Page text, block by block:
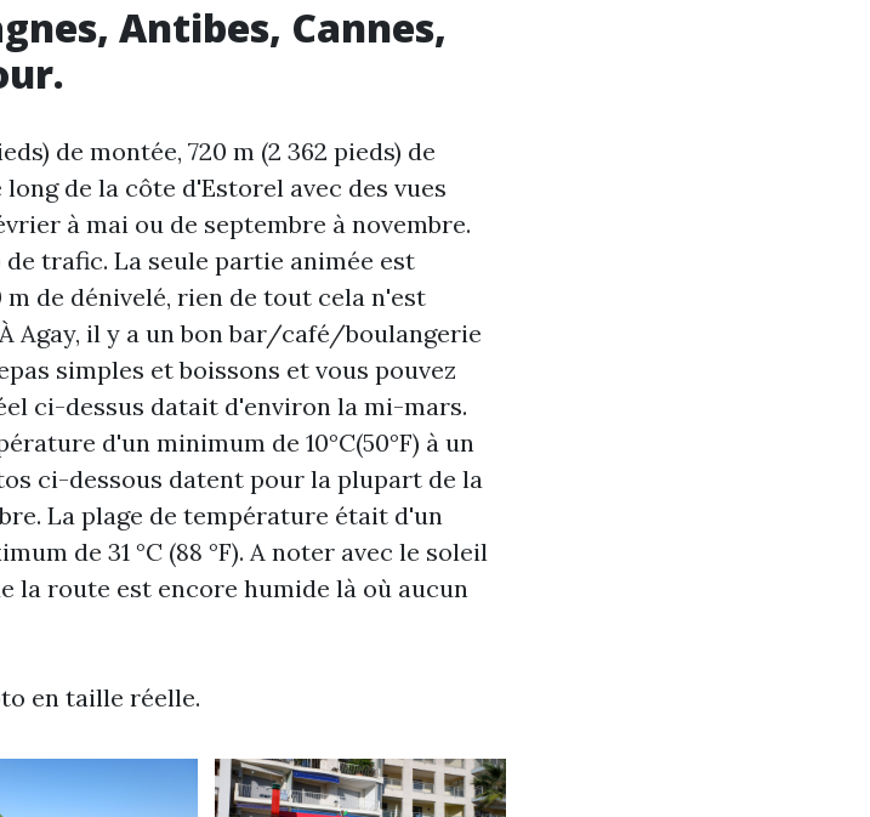
Antibes, Cannes,
de montée, 720 m (2 362 pieds) de
de la côte d'Estorel avec des vues
à mai ou de septembre à novembre.
trafic. La seule partie animée est
de dénivelé, rien de tout cela n'est
Agay, il y a un bon bar/café/boulangerie
simples et boissons et vous pouvez
ci-dessus datait d'environ la mi-mars.
d'un minimum de 10°C(50°F) à un
ci-dessous datent pour la plupart de la
La plage de température était d'un
de 31 °C (88 °F). A noter avec le soleil
la route est encore humide là où aucun
en taille réelle.